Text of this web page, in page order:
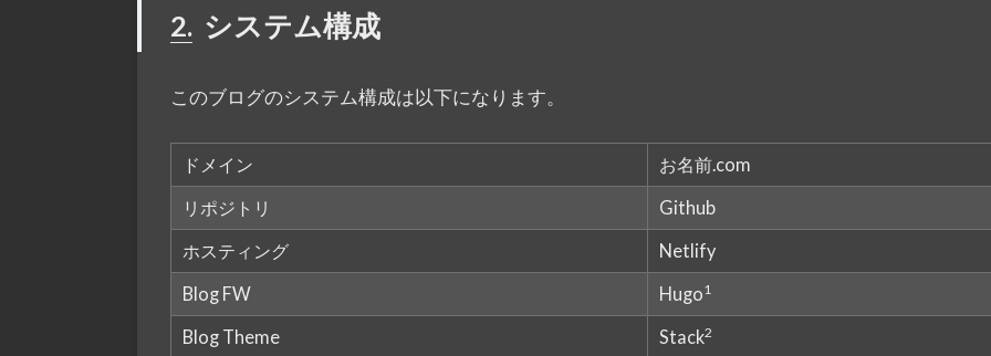
2. システム構成
このブログのシステム構成は以下になります。
ドメイン お名前.com
リポジトリ Github
ホスティング Netlify
Blog FW Hugo1
Blog Theme Stack2